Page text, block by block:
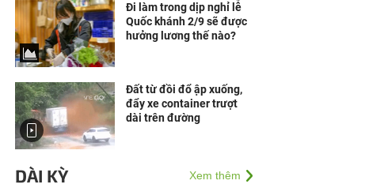
Đi làm trong dịp nghỉ lễ
Quốc khánh 2/9 sẽ được
hưởng lương thế nào?
Đất từ đồi đổ ập xuống,
đẩy xe container trượt
dài trên đường
DÀI KỲ Xem thêm